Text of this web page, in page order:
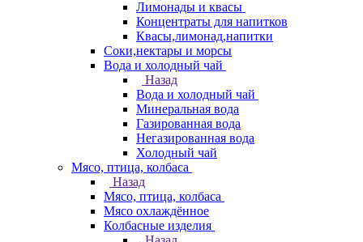
Лимонады и квасы
Концентраты для напитков
Квасы,лимонад,напитки
Соки,нектары и морсы
Вода и холодный чай
Назад
Вода и холодный чай
Минеральная вода
Газированная вода
Негазированная вода
Холодный чай
Мясо, птица, колбаса
Назад
Мясо, птица, колбаса
Мясо охлаждённое
Колбасные изделия